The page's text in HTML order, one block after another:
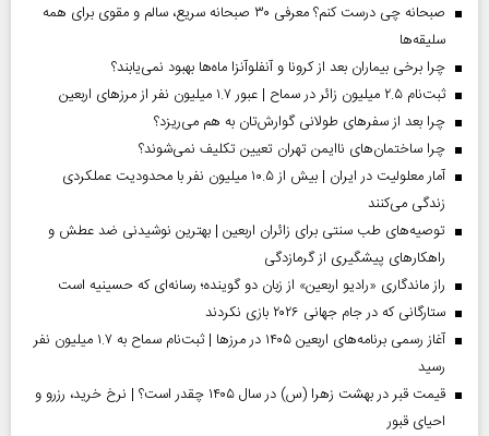
صبحانه چی درست کنم؟ معرفی ۳۰ صبحانه سریع، سالم و مقوی برای همه
سلیقه‌ها
چرا برخی بیماران بعد از کرونا و آنفلوآنزا ماه‌ها بهبود نمی‌یابند؟
ثبت‌نام ۲.۵ میلیون زائر در سماح | عبور ۱.۷ میلیون نفر از مرز‌های اربعین
چرا بعد از سفرهای طولانی گوارش‌تان به هم می‌ریزد؟
چرا ساختمان‌های ناایمن تهران تعیین تکلیف نمی‌شوند؟
آمار معلولیت در ایران | بیش از ۱۰.۵ میلیون نفر با محدودیت عملکردی
زندگی می‌کنند
توصیه‌های طب سنتی برای زائران اربعین | بهترین نوشیدنی ضد عطش و
راهکارهای پیشگیری از گرمازدگی
راز ماندگاری «رادیو اربعین» از زبان دو گوینده؛ رسانه‌ای که حسینیه است
ستارگانی که در جام جهانی ۲۰۲۶ بازی نکردند
آغاز رسمی برنامه‌های اربعین ۱۴۰۵ در مرز‌ها | ثبت‌نام سماح به ۱.۷ میلیون نفر
رسید
قیمت قبر در بهشت زهرا (س) در سال ۱۴۰۵ چقدر است؟ | نرخ خرید، رزرو و
احیای قبور